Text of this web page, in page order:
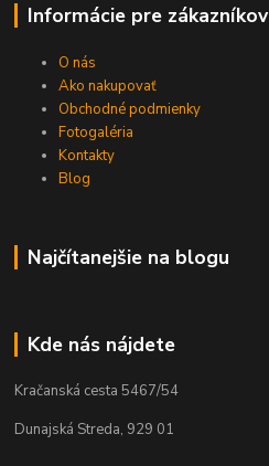
Informácie pre zákazníkov
O nás
Ako nakupovať
Obchodné podmienky
Fotogaléria
Kontakty
Blog
Najčítanejšie na blogu
Kde nás nájdete
Kračanská cesta 5467/54
Dunajská Streda, 929 01